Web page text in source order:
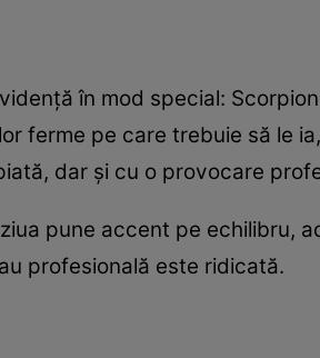
în mod special:
ferme pe care trebuie să le
dar și cu o provocare
pune accent pe echilibru,
profesională este ridicată.